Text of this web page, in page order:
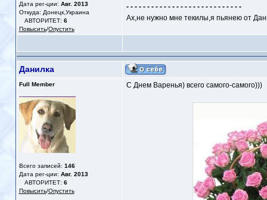
Дата рег-ции: Авг. 2013
Откуда: Донецк,Украина
АВТОРИТЕТ: 6
Повысить/Опустить
- - - - - - - - - - - - - - - - - - - - - - - - - - - -
Ах,не нужно мне текилы,я пьянею от
Данилка
Full Member
Всего записей: 146
Дата рег-ции: Авг. 2013
АВТОРИТЕТ: 6
Повысить/Опустить
С Днем Варенья) всего самого-самого)))